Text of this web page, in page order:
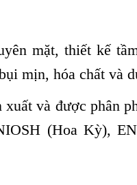
mặt, thiết kế
mịn, hóa chất và
và được phân
(Hoa Kỳ),